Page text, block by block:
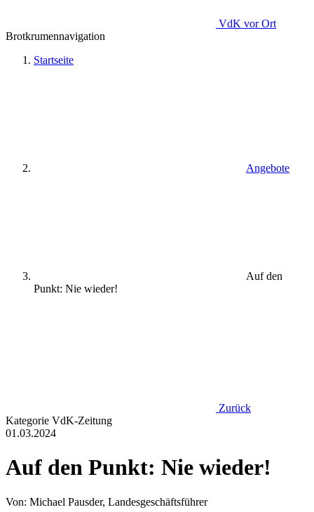
VdK vor Ort
Brotkrumennavigation
Startseite
Angebote
Auf den
Punkt: Nie wieder!
Zurück
Kategorie VdK-Zeitung
01.03.2024
Auf den Punkt: Nie wieder!
Von: Michael Pausder, Landesgeschäftsführer